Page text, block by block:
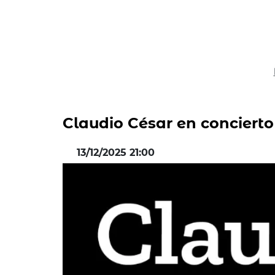
Claudio César en concierto
13/12/2025 21:00